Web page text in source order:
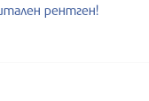
рентген!